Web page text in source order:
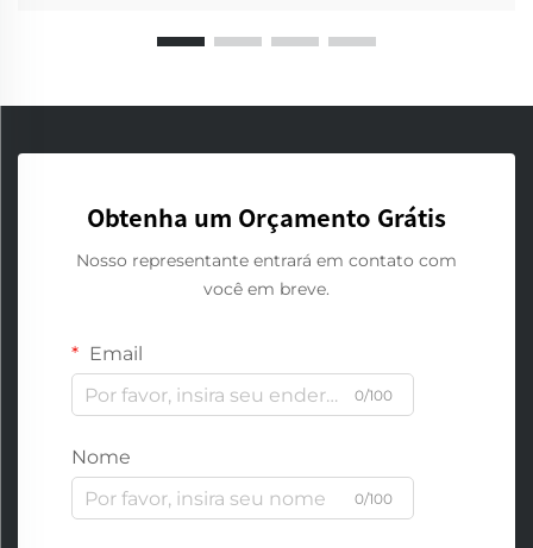
Obtenha um Orçamento Grátis
Nosso representante entrará em contato com
você em breve.
Email
0/100
Nome
0/100